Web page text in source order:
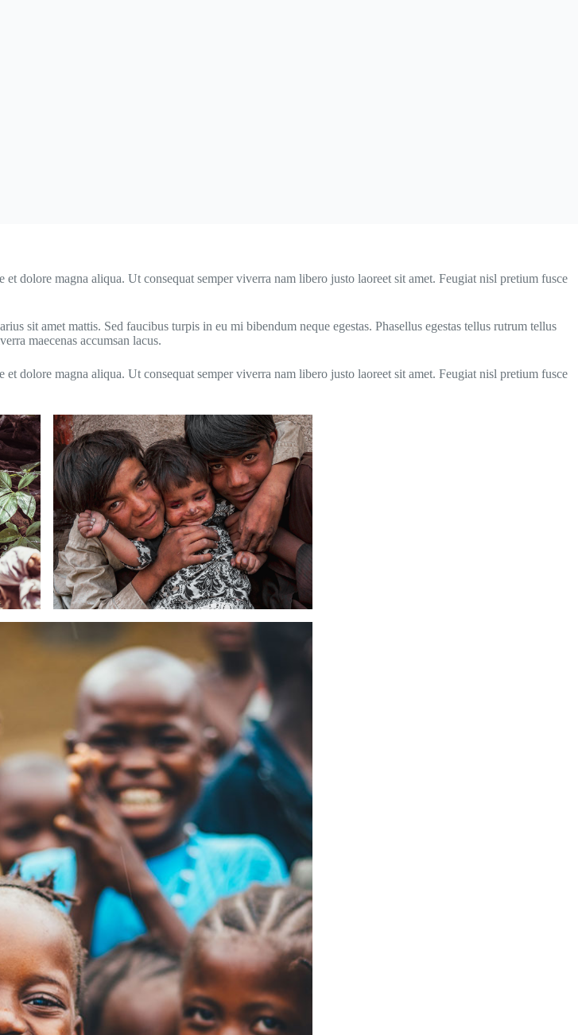
dolore magna aliqua. Ut consequat semper viverra nam libero justo laoreet sit amet. Feugiat nisl pretium fusce
sit amet mattis. Sed faucibus turpis in eu mi bibendum neque egestas. Phasellus egestas tellus rutrum tellus
maecenas accumsan lacus.
dolore magna aliqua. Ut consequat semper viverra nam libero justo laoreet sit amet. Feugiat nisl pretium fusce